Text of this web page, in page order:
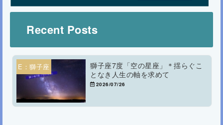
Recent Posts
E：獅子座
獅子座7度「空の星座」＊揺らぐこ
となき人生の軸を求めて
2026/07/26